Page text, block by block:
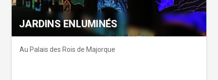
JARDINS ENLUMINÉS
Au Palais des Rois de Majorque